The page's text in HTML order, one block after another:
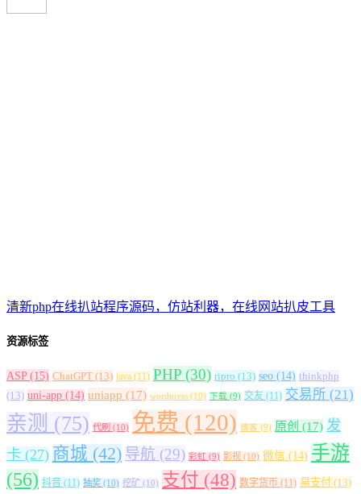
清新php在线扒站程序源码，仿站利器，在线网站扒皮工具
资源标签
ASP (15) ChatGPT (13) java (11) PHP (30) ripro (13) seo (14) thinkphp
(13) uni-app (14) uniapp (17) wordpress (10) 下载 (9) 交友 (11) 交易所 (21)
亲测 (75) 代刷 (10) 免费 (120) 博客 (9) 原创 (17) 发
卡 (27) 商城 (42) 导航 (29) 彩虹 (9) 影视 (10) 微信 (14) 手游
(56) 抖音 (11) 抽奖 (10) 挖矿 (10) 支付 (48) 数字货币 (11) 易支付 (13)